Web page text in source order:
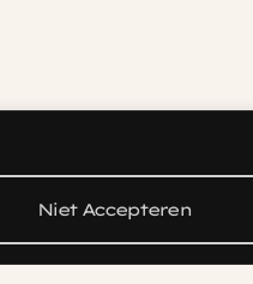
Niet Accepteren